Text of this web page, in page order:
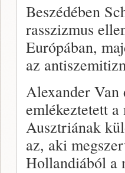
Beszédében
rasszizmus
Európában,
az
Alexander Van
emlékeztetett
Ausztriának
az, aki
Hollandiából a